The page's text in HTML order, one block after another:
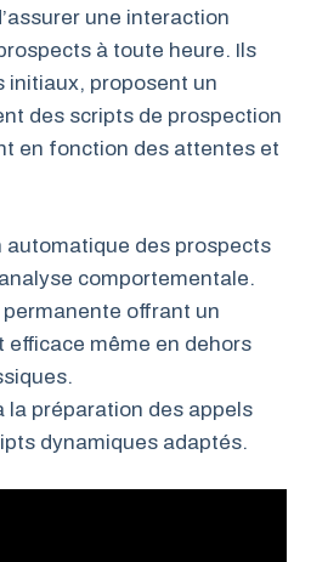
une interaction
à toute heure. Ils
initiaux, proposent un
des scripts de prospection
en fonction des attentes et
automatique des prospects
comportementale.
offrant un
efficace même en dehors
la préparation des appels
dynamiques adaptés.